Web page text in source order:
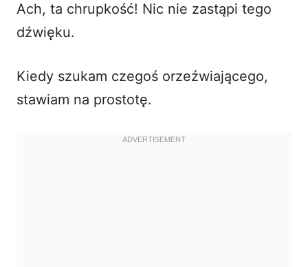
d
o
Ach, ta chrupkość! Nic nie zastąpi tego
dźwięku.
Kiedy szukam czegoś orzeźwiającego,
stawiam na prostotę.